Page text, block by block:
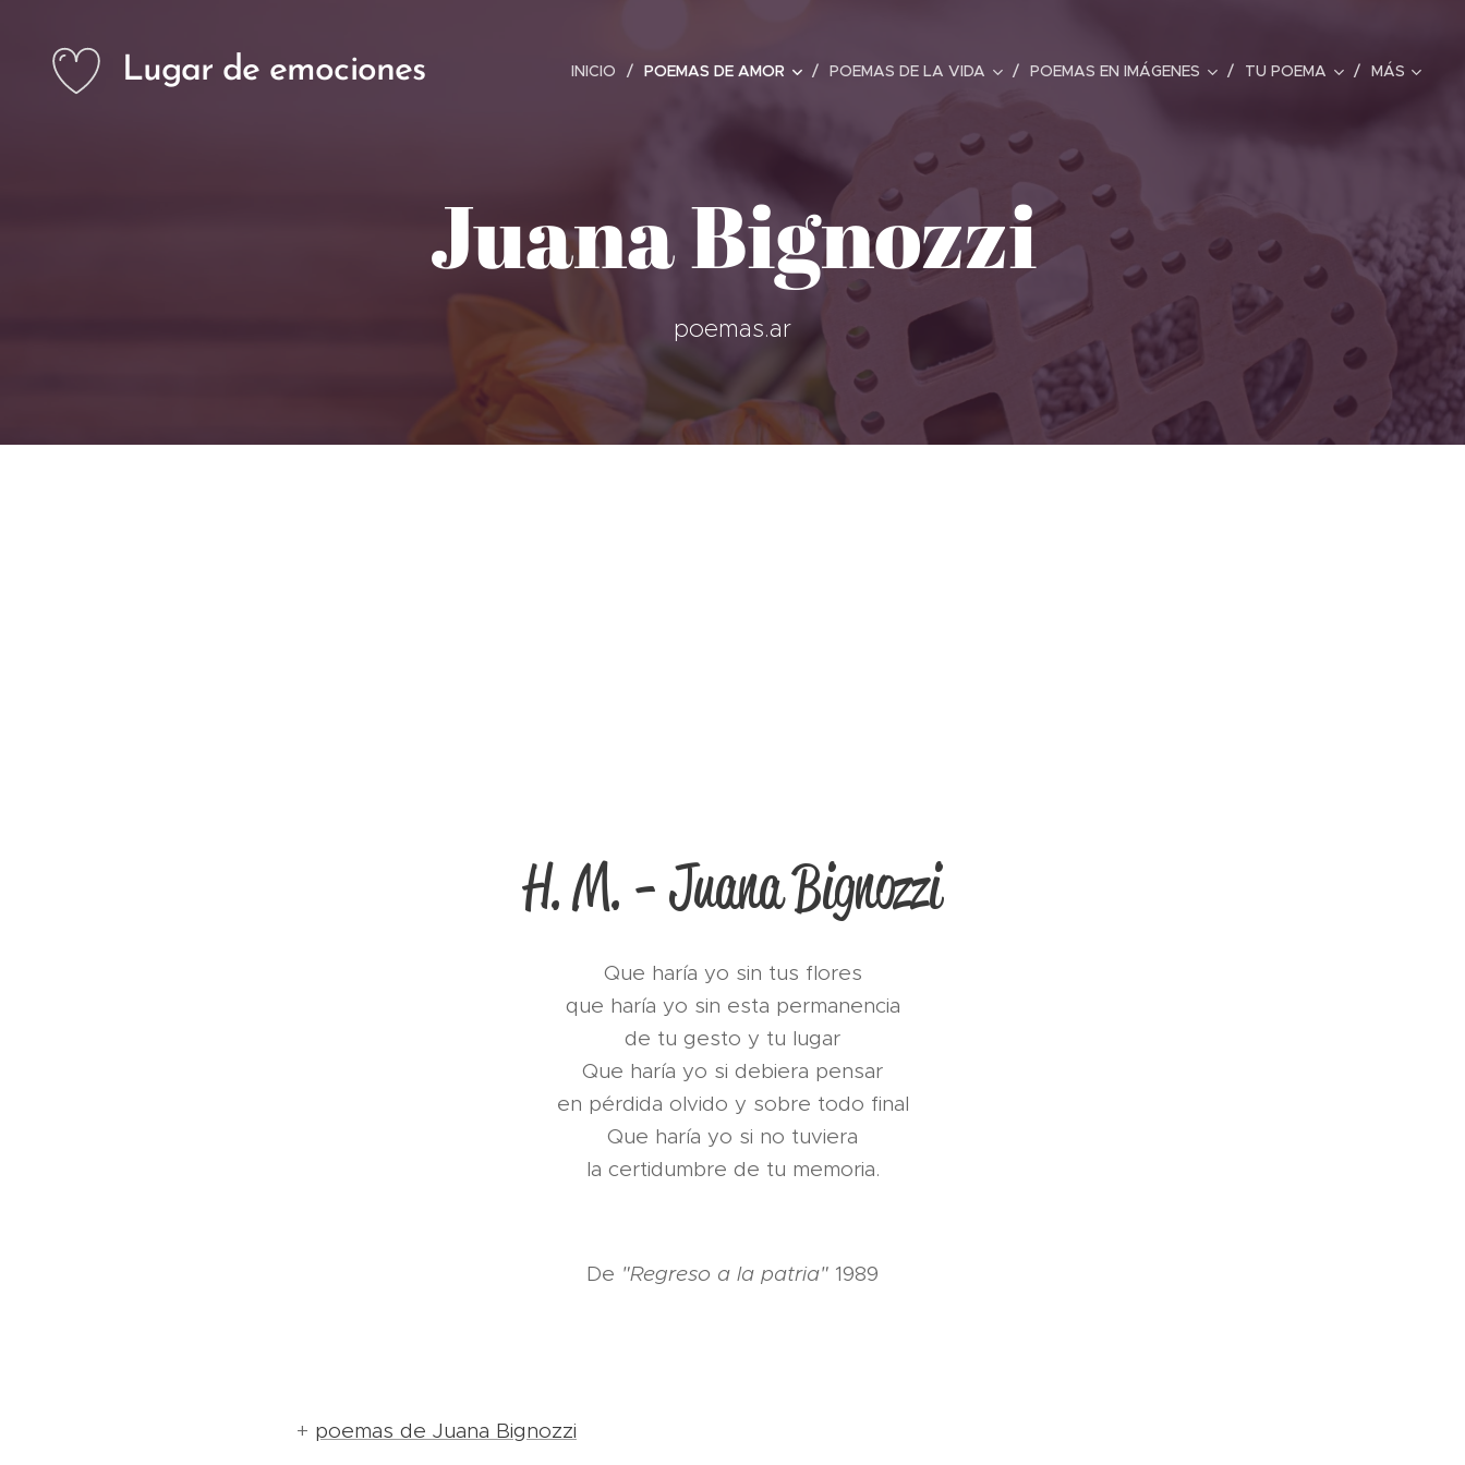
Lugar de emociones INICIO POEMAS DE AMOR POEMAS DE LA VIDA POEMAS EN IMÁGENES TU POEMA MÁS
Juana Bignozzi
poemas.ar
H. M. - Juana Bignozzi
Que haría yo sin tus flores
que haría yo sin esta permanencia
de tu gesto y tu lugar
Que haría yo si debiera pensar
en pérdida olvido y sobre todo final
Que haría yo si no tuviera
la certidumbre de tu memoria.
De "Regreso a la patria" 1989
+ poemas de Juana Bignozzi